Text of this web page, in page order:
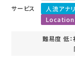
サービス
人流アナ
Location
難易度 低：